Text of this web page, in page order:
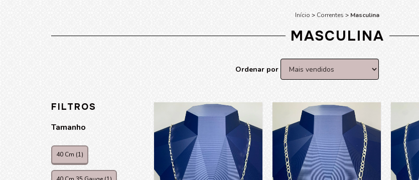
Início > Correntes > Masculina
MASCULINA
Ordenar por
FILTROS
Tamanho
40 Cm (1)